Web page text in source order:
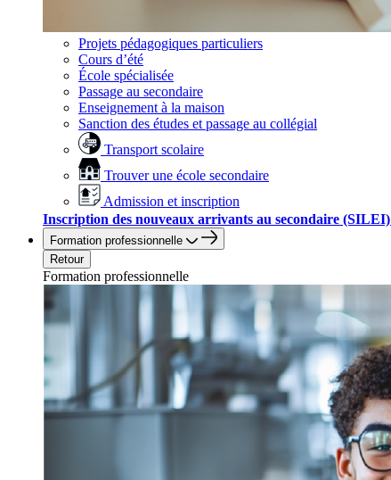
Projets pédagogiques particuliers
Cours d’été
École spécialisée
Passage au secondaire
Enseignement à la maison
Sanction des études et passage au collégial
Transport scolaire
Trouver une école secondaire
Admission et inscription
Inscription des nouveaux arrivants au secondaire (SILEI)
Formation professionnelle
Retour
Formation professionnelle